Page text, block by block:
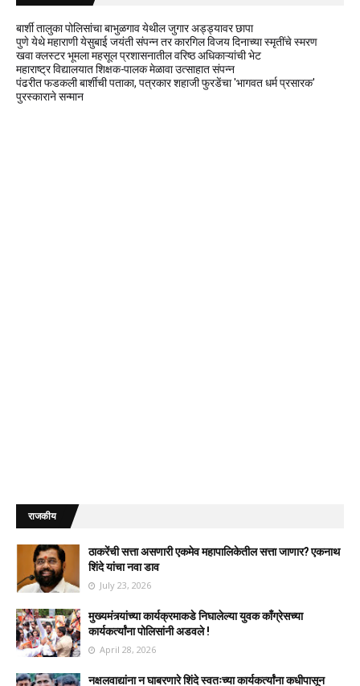
बार्शी तालुका पोलिसांचा बाभुळगाव येथील जुगार अड्ड्यावर छापा
पुणे येथे महाराणी येसुबाई जयंती संपन्न तर कारगिल विजय दिनाच्या स्मृतींचे स्मरण
खवा क्लस्टर भूमला महसूल प्रशासनातील वरिष्ठ अधिकाऱ्यांची भेट
महाराष्ट्र विद्यालयात शिक्षक-पालक मेळावा उत्साहात संपन्न
पंढरीत फडकली बार्शीची पताका, पत्रकार शहाजी फुरडेंचा 'भागवत धर्म प्रसारक'
पुरस्काराने सन्मान
राजकीय
ठाकरेंची सत्ता असणारी एकमेव महापालिकेतील सत्ता जाणार? एकनाथ
शिंदे यांचा नवा डाव
July 23, 2026
मुख्यमंत्र्यांच्या कार्यक्रमाकडे निघालेल्या युवक काँग्रेसच्या
कार्यकर्त्यांना पोलिसांनी अडवले !
April 28, 2026
नक्षलवाद्यांना न घाबरणारे शिंदे स्वतःच्या कार्यकर्त्यांना कधीपासून